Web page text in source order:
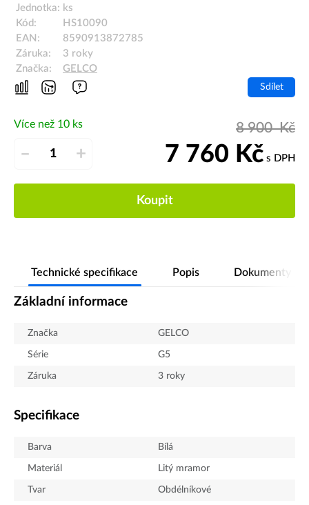
Jednotka: ks
Kód:
HS10090
EAN:
8590913872785
Záruka:
3 roky
Značka:
GELCO
Sdílet
Více než 10 ks
– +
8 900Kč
7 760 Kč s DPH
Koupit
Technické specifikace Popis Dokumenty
Základní informace
Značka GELCO
Série G5
Záruka 3 roky
Specifikace
Barva Bílá
Materiál Litý mramor
Tvar Obdélníkové